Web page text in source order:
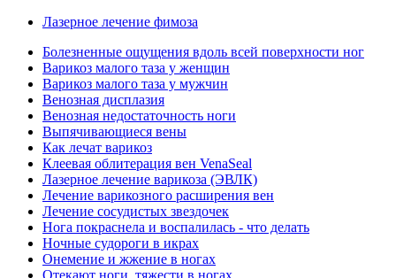
Лазерное лечение фимоза
Болезненные ощущения вдоль всей поверхности ног
Варикоз малого таза у женщин
Варикоз малого таза у мужчин
Венозная дисплазия
Венозная недостаточность ноги
Выпячивающиеся вены
Как лечат варикоз
Клеевая облитерация вен VenaSeal
Лазерное лечение варикоза (ЭВЛК)
Лечение варикозного расширения вен
Лечение сосудистых звездочек
Нога покраснела и воспалилась - что делать
Ночные судороги в икрах
Онемение и жжение в ногах
Отекают ноги, тяжести в ногах